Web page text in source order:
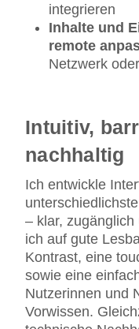
integrieren
Inhalte und
remote
Netzwerk
Intuitiv,
nachhaltig
Ich entwickle
– klar, zugänglich
ich auf gute
Kontrast, eine
sowie eine
Nutzerinnen und
Vorwissen.